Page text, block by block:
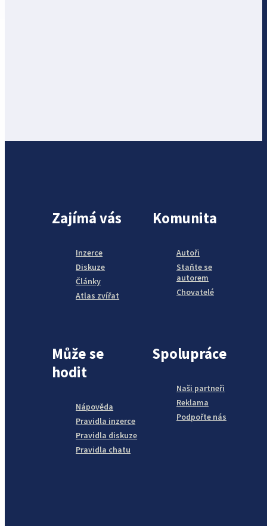
Zajímá vás
Inzerce
Diskuze
Články
Atlas zvířat
Komunita
Autoři
Staňte se
autorem
Chovatelé
Může se
hodit
Nápověda
Pravidla inzerce
Pravidla diskuze
Pravidla chatu
Spolupráce
Naši partneři
Reklama
Podpořte nás